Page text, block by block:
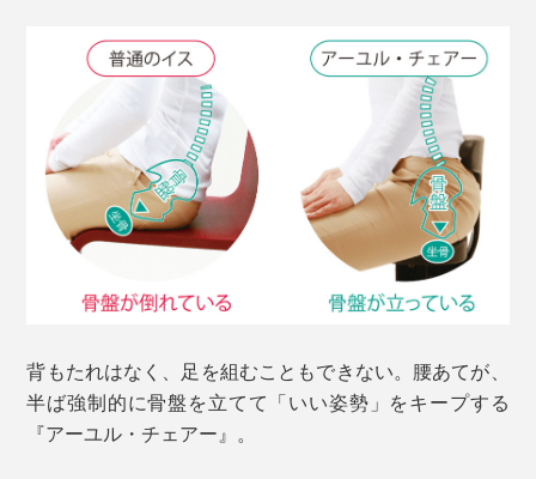
背もたれはなく、足を組むこともできない。腰あてが、
半ば強制的に骨盤を立てて「いい姿勢」をキープする
『アーユル・チェアー』。